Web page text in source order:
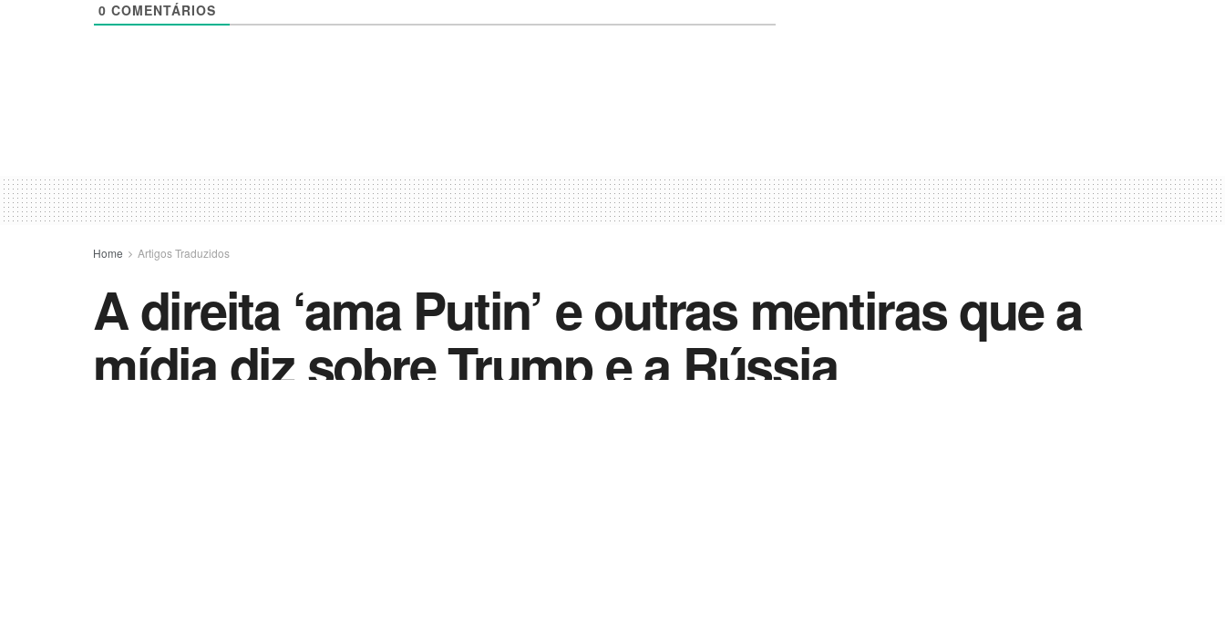
0 COMENTÁRIOS
Home Artigos Traduzidos
A direita ‘ama Putin’ e outras mentiras que a
mídia diz sobre Trump e a Rússia